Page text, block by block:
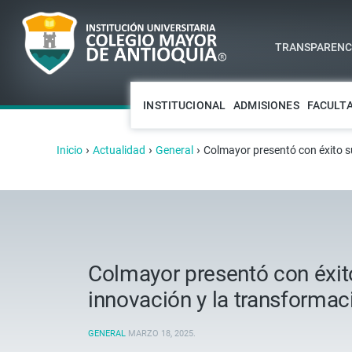
INSTITUCIONAL ADMISIONES
Inicio › Actualidad › General › Colmayor presentó con éxito
Colmayor presentó con
innovación y la
GENERAL MARZO 18, 2025.